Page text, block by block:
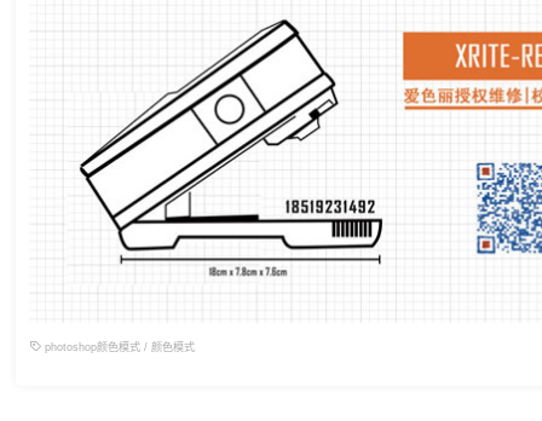
photoshop颜色模式/ 颜色模式